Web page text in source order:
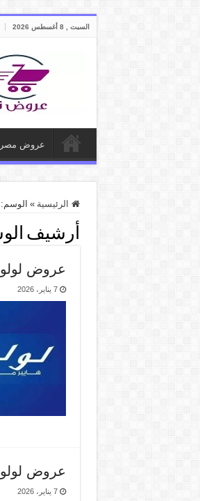
السبت , 8 أغسطس 2026
عروض مصر
الرئيسية » الوسم:
أرشيف
عروض لولو جدة اليوم 7
7 يناير، 2026
عروض لولو الرياض اليوم 7
7 يناير، 2026